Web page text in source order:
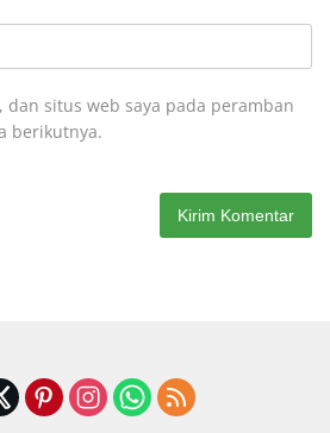
dan situs web saya pada peramban
berikutnya.